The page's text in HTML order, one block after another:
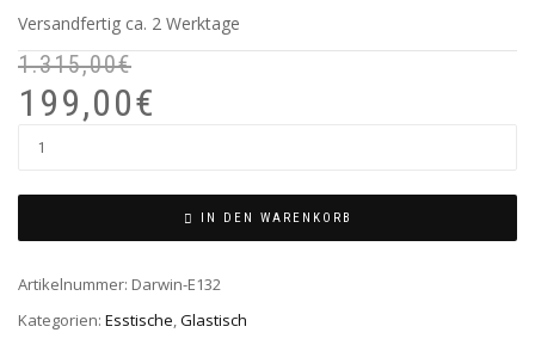
Versandfertig ca. 2 Werktage
1.315,00€
199,00€
DARWIN-
IN DEN WARENKORB
Artikelnummer: Darwin-E132
Kategorien: Esstische,Glastisch